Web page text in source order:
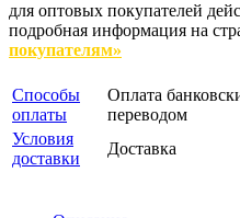
для оптовых покупателей
подробная информация на
покупателям»
Способы
оплаты
Оплата
переводом
Условия
доставки
Доставка